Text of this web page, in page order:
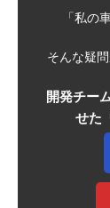
「私の
そんな疑
開発チー
せた